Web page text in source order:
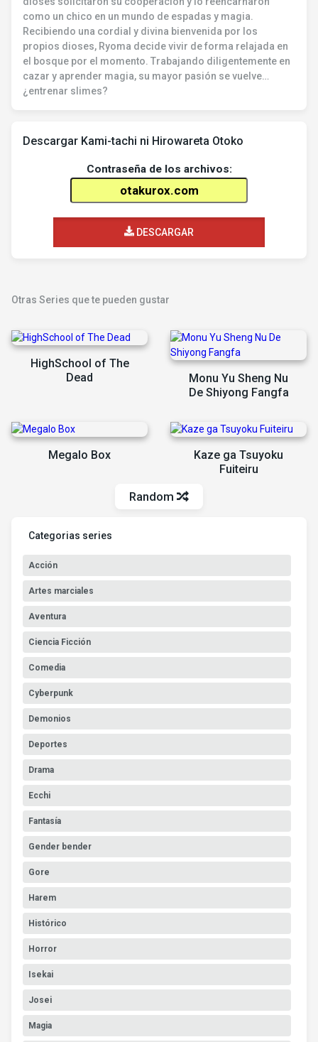
como un chico en un mundo de espadas y magia.
Recibiendo una cordial y divina bienvenida por los
propios dioses, Ryoma decide vivir de forma relajada en
el bosque por el momento. Trabajando diligentemente en
cazar y aprender magia, su mayor pasión se vuelve…
¿entrenar slimes?
Descargar Kami-tachi ni Hirowareta Otoko
Contraseña de los archivos:
DESCARGAR
Otras Series que te pueden gustar
HighSchool of The
Dead
Monu Yu Sheng Nu
De Shiyong Fangfa
Megalo Box
Kaze ga Tsuyoku
Fuiteiru
Random
Categorias series
Acción
Artes marciales
Aventura
Ciencia Ficción
Comedia
Cyberpunk
Demonios
Deportes
Drama
Ecchi
Fantasía
Gender bender
Gore
Harem
Histórico
Horror
Isekai
Josei
Magia